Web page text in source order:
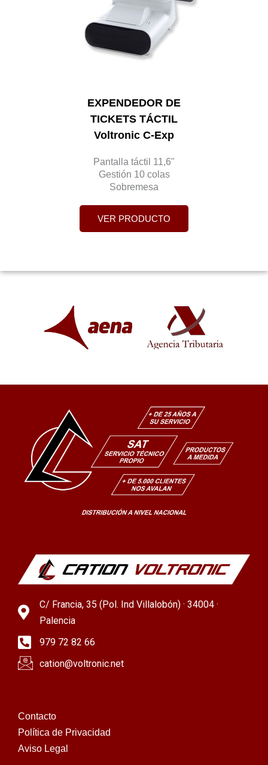
EXPENDEDOR DE
TICKETS TÁCTIL
Voltronic C-Exp
Pantalla táctil 11,6"
Gestión 10 colas
Sobremesa
VER PRODUCTO
C/ Francia, 35 (Pol. Ind Villalobón) · 34004 ·
Palencia
979 72 82 66
cation@voltronic.net
Contacto
Política de Privacidad
Aviso Legal